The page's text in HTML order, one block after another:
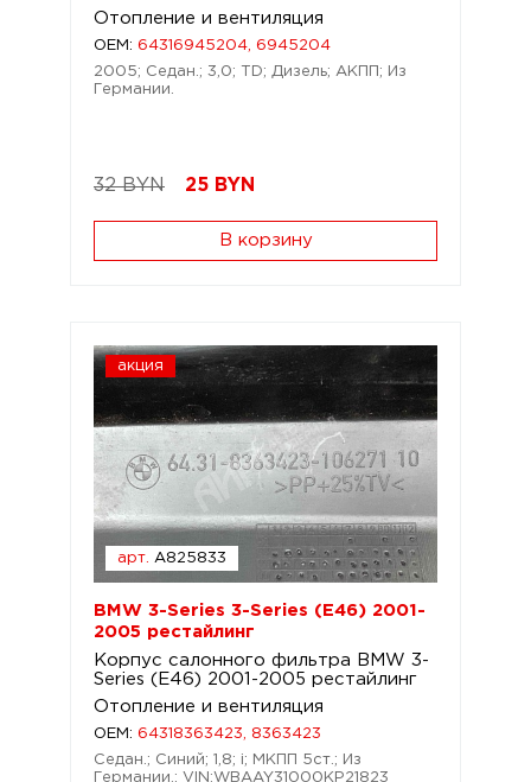
Отопление и вентиляция
OEM: 64316945204, 6945204
2005; Седан.; 3,0; TD; Дизель; АКПП; Из
Германии.
32 BYN 25 BYN
В корзину
акция
арт. A825833
BMW 3-Series 3-Series (E46) 2001-
2005 рестайлинг
Корпус салонного фильтра BMW 3-
Series (E46) 2001-2005 рестайлинг
Отопление и вентиляция
OEM: 64318363423, 8363423
Седан.; Синий; 1,8; i; МКПП 5ст.; Из
Германии.; VIN:WBAAY31000KP21823